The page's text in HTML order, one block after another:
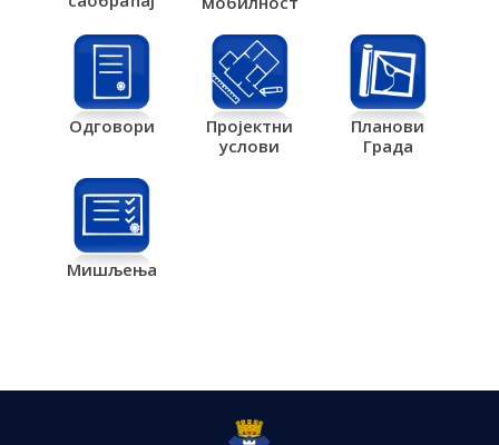
Одговори
Пројектни
услови
Планови
Града
Мишљења